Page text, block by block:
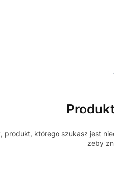
produkt, którego szukasz jest
żeby